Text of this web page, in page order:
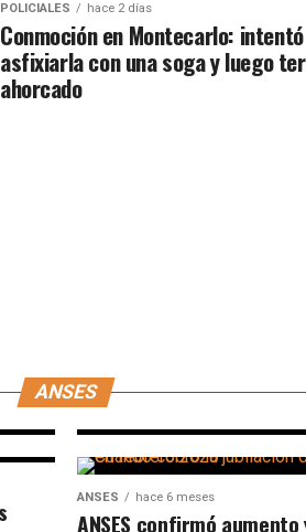
POLICIALES hace 2 días
Conmoción en Montecarlo: intentó
asfixiarla con una soga y luego
ahorcado
ANSESdesde junio
ANSES hace 6 meses
ANSES confirmó aumento